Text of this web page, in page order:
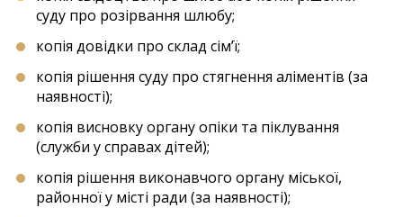
суду про розірвання шлюбу;
копія довідки про склад сім’ї;
копія рішення суду про стягнення аліментів (за
наявності);
копія висновку органу опіки та піклування
(служби у справах дітей);
копія рішення виконавчого органу міської,
районної у місті ради (за наявності);